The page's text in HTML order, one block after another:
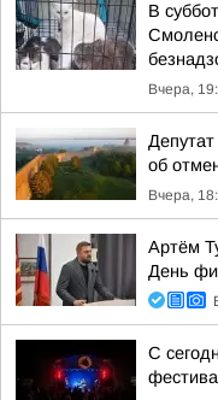
В
Вчера,
об
Вчера,
Артём
День
С